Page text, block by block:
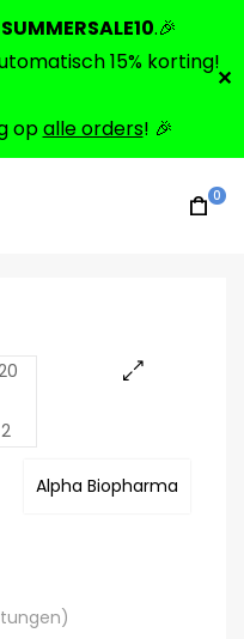
SUMMERSALE10.🎉
15% korting!
opalle orders! 🎉
✕
0
Alpha Biopharma